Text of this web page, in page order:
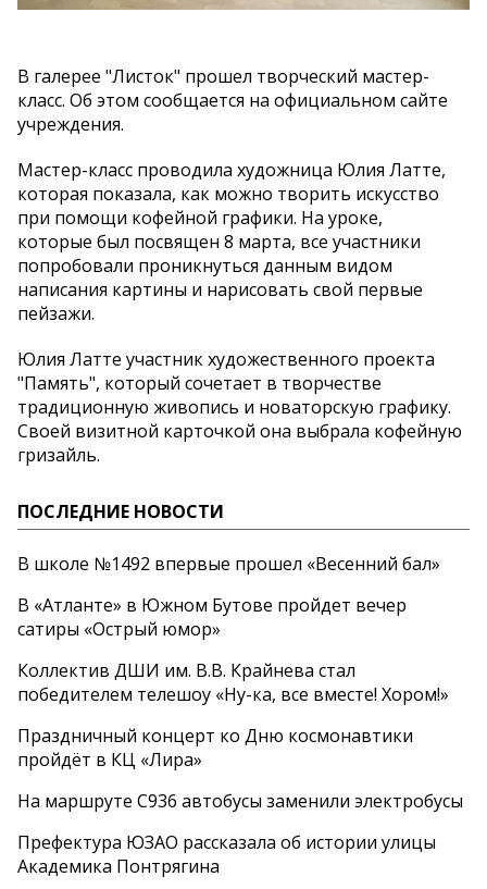
В галерее "Листок" прошел творческий мастер-
класс. Об этом сообщается на официальном сайте
учреждения.
Мастер-класс проводила художница Юлия Латте,
которая показала, как можно творить искусство
при помощи кофейной графики. На уроке,
которые был посвящен 8 марта, все участники
попробовали проникнуться данным видом
написания картины и нарисовать свой первые
пейзажи.
Юлия Латте участник художественного проекта
"Память", который сочетает в творчестве
традиционную живопись и новаторскую графику.
Своей визитной карточкой она выбрала кофейную
гризайль.
ПОСЛЕДНИЕ НОВОСТИ
В школе №1492 впервые прошел «Весенний бал»
В «Атланте» в Южном Бутове пройдет вечер
сатиры «Острый юмор»
Коллектив ДШИ им. В.В. Крайнева стал
победителем телешоу «Ну-ка, все вместе! Хором!»
Праздничный концерт ко Дню космонавтики
пройдёт в КЦ «Лира»
На маршруте С936 автобусы заменили электробусы
Префектура ЮЗАО рассказала об истории улицы
Академика Понтрягина